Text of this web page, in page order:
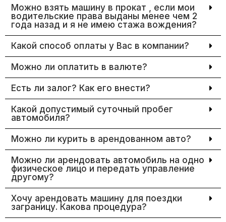
Можно взять машину в прокат , если мои
водительские права выданы менее чем 2
года назад и я не имею стажа вождения?
Какой способ оплаты у Вас в компании?
Можно ли оплатить в валюте?
Есть ли залог? Как его внести?
Какой допустимый суточный пробег
автомобиля?
Можно ли курить в арендованном авто?
Можно ли арендовать автомобиль на одно
физическое лицо и передать управление
другому?
Хочу арендовать машину для поездки
заграницу. Какова процедура?